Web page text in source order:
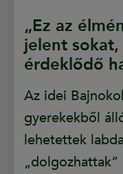
„Ez az
jelent
érdeklődő
Az idei
gyerekekből
lehetettek